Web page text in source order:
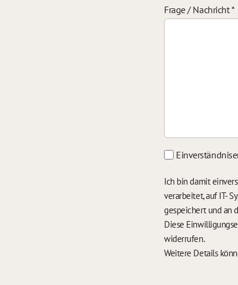
Frage / Nachricht*
Ich bin damit
verarbeitet, auf IT-
gespeichert und an
Diese
widerrufen.
Weitere Details